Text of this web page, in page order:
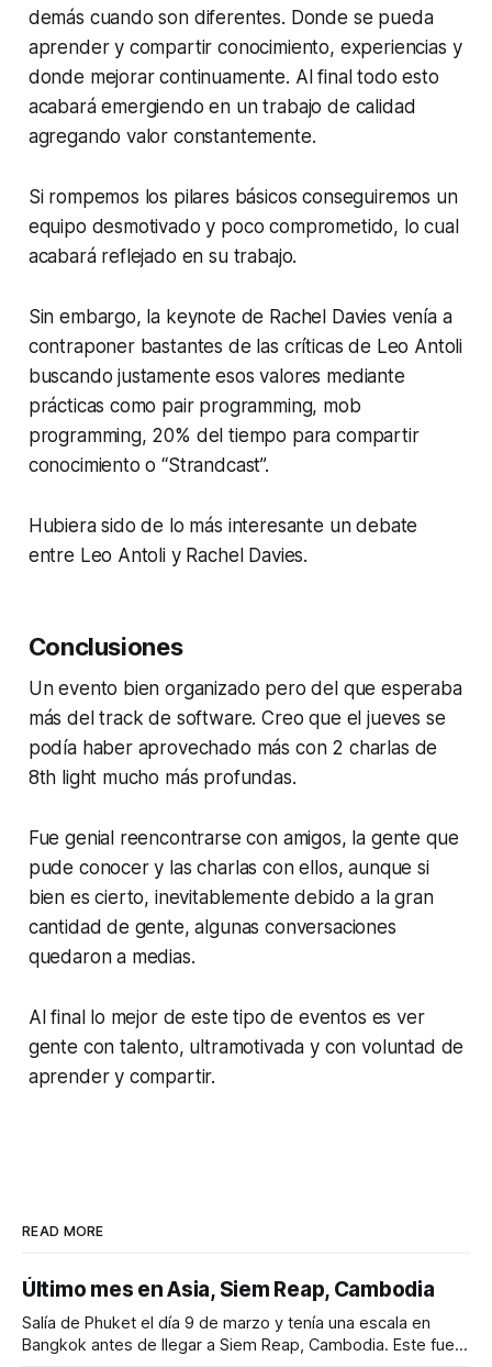
demás cuando son diferentes. Donde se pueda
aprender y compartir conocimiento, experiencias y
donde mejorar continuamente. Al final todo esto
acabará emergiendo en un trabajo de calidad
agregando valor constantemente.
Si rompemos los pilares básicos conseguiremos un
equipo desmotivado y poco comprometido, lo cual
acabará reflejado en su trabajo.
Sin embargo, la keynote de Rachel Davies venía a
contraponer bastantes de las críticas de Leo Antoli
buscando justamente esos valores mediante
prácticas como pair programming, mob
programming, 20% del tiempo para compartir
conocimiento o “Strandcast”.
Hubiera sido de lo más interesante un debate
entre Leo Antoli y Rachel Davies.
Conclusiones
Un evento bien organizado pero del que esperaba
más del track de software. Creo que el jueves se
podía haber aprovechado más con 2 charlas de
8th light mucho más profundas.
Fue genial reencontrarse con amigos, la gente que
pude conocer y las charlas con ellos, aunque si
bien es cierto, inevitablemente debido a la gran
cantidad de gente, algunas conversaciones
quedaron a medias.
Al final lo mejor de este tipo de eventos es ver
gente con talento, ultramotivada y con voluntad de
aprender y compartir.
READ MORE
Último mes en Asia, Siem Reap, Cambodia
Salía de Phuket el día 9 de marzo y tenía una escala en
Bangkok antes de llegar a Siem Reap, Cambodia. Este fue